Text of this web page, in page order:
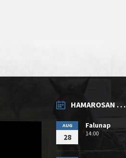
HAMAROSAN . . .
AUG
28
Falunap
14:00